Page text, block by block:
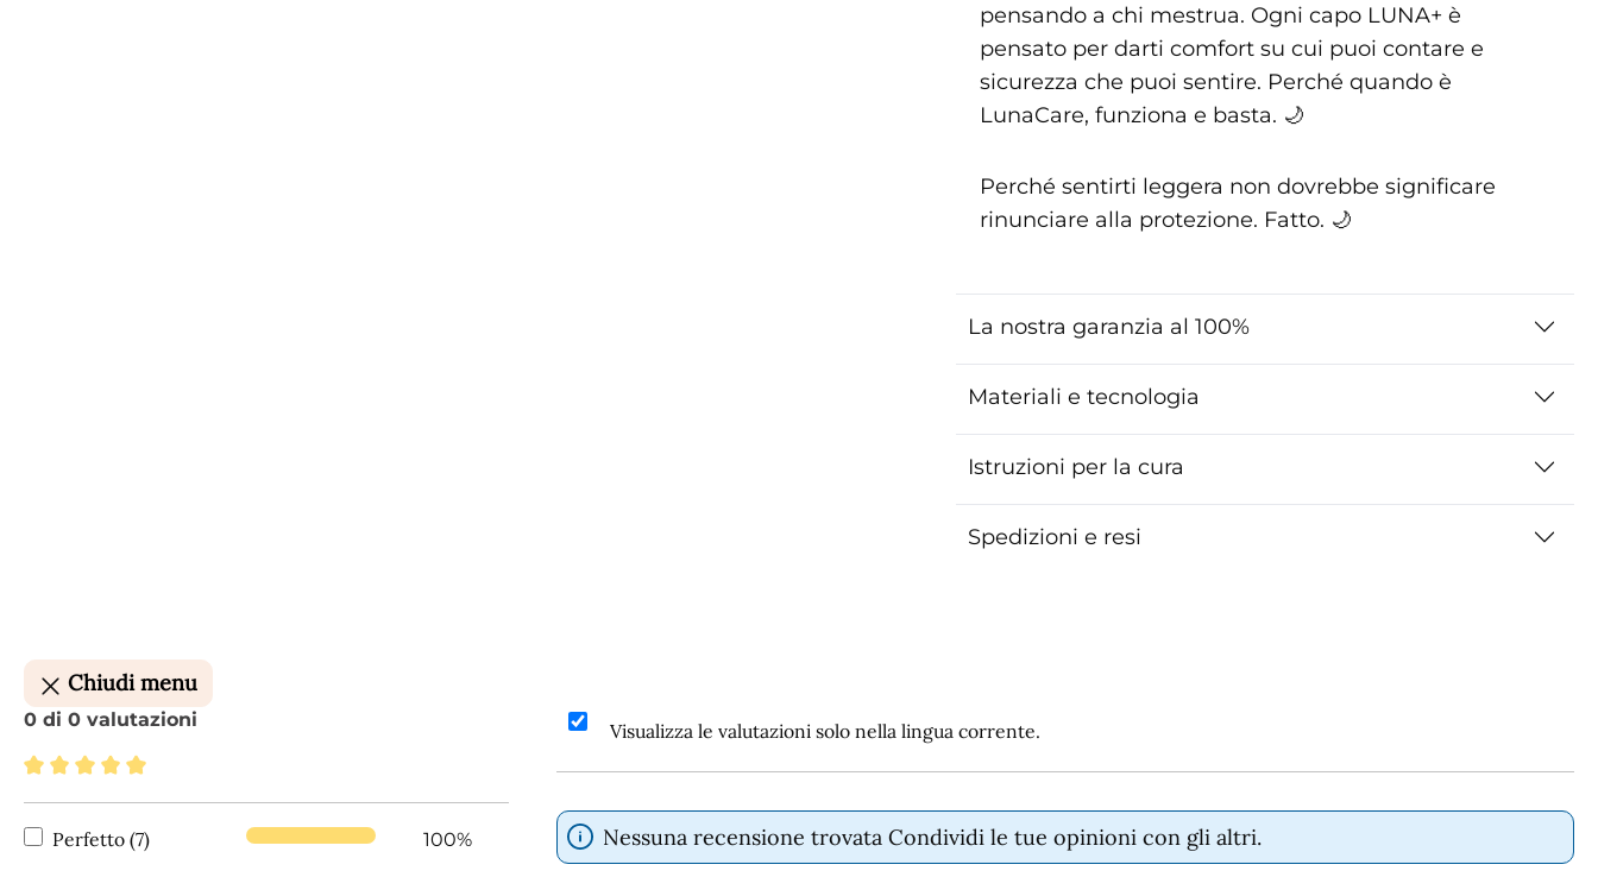
pensando a chi mestrua. Ogni capo LUNA+ è
pensato per darti comfort su cui puoi contare e
sicurezza che puoi sentire. Perché quando è
LunaCare, funziona e basta. 🌙
Perché sentirti leggera non dovrebbe significare
rinunciare alla protezione. Fatto. 🌙
La nostra garanzia al 100%
Materiali e tecnologia
Istruzioni per la cura
Spedizioni e resi
Chiudi menu
0 di 0 valutazioni
Valutazione media di 5 su 5 stelle
Perfetto (7) 100%
Visualizza le valutazioni solo nella lingua corrente.
Nessuna recensione trovata Condividi le tue opinioni con gli altri.